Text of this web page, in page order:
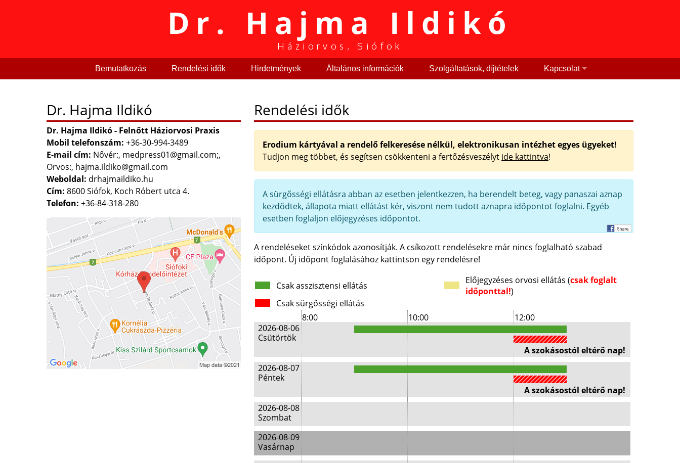
Dr. Hajma Ildikó
Háziorvos, Siófok
Bemutatkozás Rendelési idők Hirdetmények Általános információk Szolgáltatások, díjtételek Kapcsolat
Rendelési idők
Erodium kártyával a rendelő felkeresése nélkül, elektronikusan intézhet egyes ügyeket!
Tudjon meg többet, és segítsen csökkenteni a fertőzésveszélyt ide kattintva!
A sürgősségi ellátásra abban az esetben jelentkezzen, ha berendelt beteg, vagy panaszai aznap
kezdődtek, állapota miatt ellátást kér, viszont nem tudott aznapra időpontot foglalni. Egyéb
esetben foglaljon előjegyzéses időpontot.
A rendeléseket színkódok azonosítják. A csíkozott rendelésekre már nincs foglalható szabad
időpont. Új időpont foglalásához kattintson egy rendelésre!
Csak asszisztensi ellátás Előjegyzéses orvosi ellátás (csak foglalt
időponttal!)
Csak sürgősségi ellátás
8:00
10:00
12:00
2026-08-06
Csütörtök
A szokásostól eltérő nap!
2026-08-07
Péntek
A szokásostól eltérő nap!
2026-08-08
Szombat
2026-08-09
Vasárnap
Dr. Hajma Ildikó
Dr. Hajma Ildikó - Felnőtt Háziorvosi Praxis
Mobil telefonszám: +36-30-994-3489
E-mail cím: Nővér:, medpress01@gmail.com;,
Orvos:, hajma.ildiko@gmail.com
Weboldal: drhajmaildiko.hu
Cím: 8600 Siófok, Koch Róbert utca 4.
Telefon: +36-84-318-280